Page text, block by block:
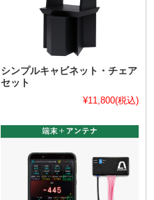
シンプルキャビネット・チェア
セット
¥11,800(税込)